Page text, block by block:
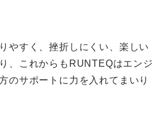
やすく、挫折しにくい、楽しい
、これからも RUNTEQはエンジ
のサポートに力を入れてまいり